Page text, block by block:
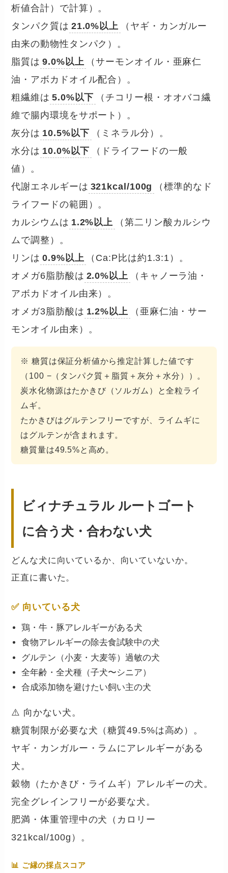
析値合計）で計算）。
タンパク質は 21.0%以上
（ヤギ・カンガルー
由来の動物性タンパク）。
脂質は 9.0%以上
（サーモンオイル・亜麻仁
油・アボカドオイル配合）。
粗繊維は 5.0%以下
（チコリー根・オオバコ繊
維で腸内環境をサポート）。
灰分は 10.5%以下
（ミネラル分）。
水分は 10.0%以下
（ドライフードの一般
値）。
代謝エネルギーは 321kcal/100g
（標準的なド
ライフードの範囲）。
カルシウムは 1.2%以上
（第二リン酸カルシウ
ムで調整）。
リンは 0.9%以上
（Ca:P比は約1.3:1）。
オメガ6脂肪酸は 2.0%以上
（キャノーラ油・
アボカドオイル由来）。
オメガ3脂肪酸は 1.2%以上
（亜麻仁油・サー
モンオイル由来）。
※ 糖質は保証分析値から推定計算した値です
（100 −（タンパク質＋脂質＋灰分＋水分））。
炭水化物源はたかきび（ソルガム）と全粒ライ
ムギ。
たかきびはグルテンフリーですが、ライムギに
はグルテンが含まれます。
糖質量は49.5%と高め。
ビィナチュラル ルートゴート
に合う犬・合わない犬
どんな犬に向いているか、向いていないか。
正直に書いた。
✅ 向いている犬
鶏・牛・豚アレルギーがある犬
食物アレルギーの除去食試験中の犬
グルテン（小麦・大麦等）過敏の犬
全年齢・全犬種（子犬〜シニア）
合成添加物を避けたい飼い主の犬
⚠️ 向かない犬。
糖質制限が必要な犬（糖質49.5%は高め）。
ヤギ・カンガルー・ラムにアレルギーがある
犬。
穀物（たかきび・ライムギ）アレルギーの犬。
完全グレインフリーが必要な犬。
肥満・体重管理中の犬（カロリー
321kcal/100g）。
📊 ご縁の採点スコア